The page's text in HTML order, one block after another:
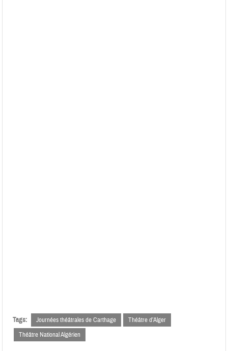
Tags: Journées théâtrales de Carthage
Théâtre d’Alger
Théâtre National Algérien